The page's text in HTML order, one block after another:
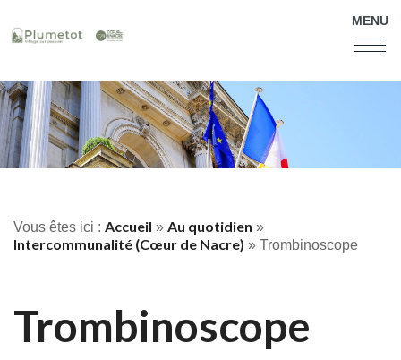
MENU
Vous êtes ici : Accueil » Au quotidien »
Intercommunalité (Cœur de Nacre) » Trombinoscope
Trombinoscope